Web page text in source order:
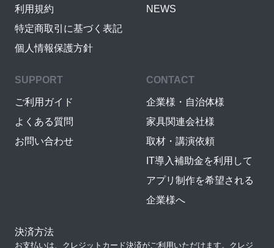
利用規約
特定商取引に基づく表記
個人情報保護方針
NEWS
SUPPORT
ご利用ガイド
よくある質問
お問い合わせ
CONTACT
企業様・自治体様
家具関連会社様
取材・講演依頼
IT導入補助金を利用して
アプリ制作を希望される
企業様へ
決済方法
お支払いは、クレジットカード決済がご利用いただけます。クレジ